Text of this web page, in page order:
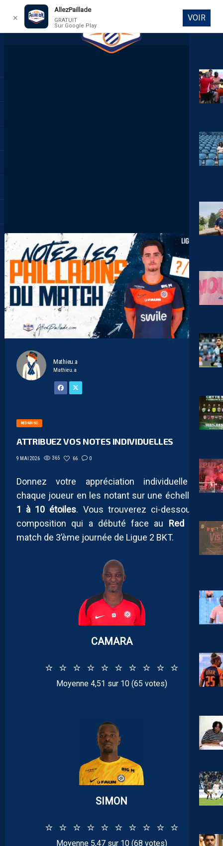
DIRECT
Mathieu.a
Mathieu.a
RED-MHSC
ATTRIBUEZ VOS NOTES INDIVIDUELLES
9 MAI 2026 365 66 0
Donnez votre appréciation individuelle de
chaque joueur en les notant sur une échelle de
1 à 10 étoiles. Vous trouverez ci-dessous la
composition qui a débuté face au Red Star,
match de 3’ème journée de Ligue 2 BKT.
✕
AllezPaillade
GRATUIT
Sur Google Play
VOIR